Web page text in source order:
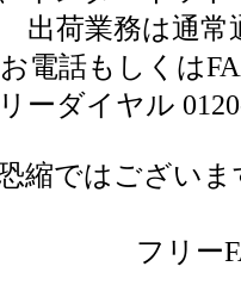
出荷業務は通
お電話もしくは
ーダイヤル
縮ではござい
フリー